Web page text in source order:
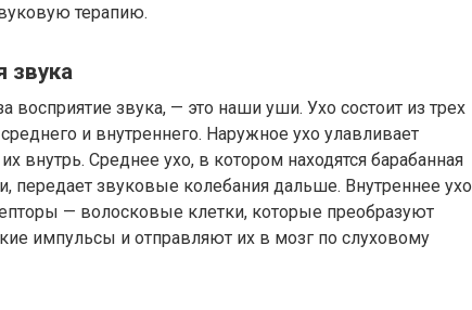
терапию.
звука
восприятие звука, — это наши уши. Ухо состоит из трех
и внутреннего. Наружное ухо улавливает
внутрь. Среднее ухо, в котором находятся барабанная
передает звуковые колебания дальше. Внутреннее ухо
— волосковые клетки, которые преобразуют
импульсы и отправляют их в мозг по слуховому